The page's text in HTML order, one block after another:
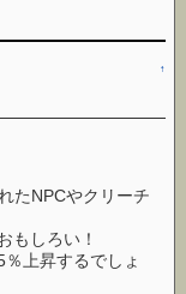
↑
たNPCやクリーチ
もしろい！
上昇するでしょ